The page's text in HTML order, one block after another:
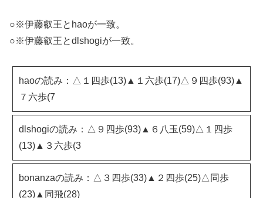
○※伊藤叡王とhaoが一致。
○※伊藤叡王とdlshogiが一致。
haoの読み：△１四歩(13)▲１六歩(17)△９四歩(93)▲
７六歩(7
dlshogiの読み：△９四歩(93)▲６八玉(59)△１四歩
(13)▲３六歩(3
bonanzaの読み：△３四歩(33)▲２四歩(25)△同歩
(23)▲同飛(28)